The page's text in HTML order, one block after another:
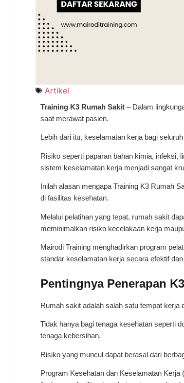
Artikel
Training K3 Rumah Sakit – Dalam
saat merawat pasien.
Lebih dari itu, keselamatan kerja bagi
Risiko seperti paparan bahan kimia, infeksi,
sistem keselamatan kerja menjadi sangat
Inilah alasan mengapa Training K3 Rumah
di fasilitas kesehatan.
Melalui pelatihan yang tepat, rumah sakit
meminimalkan risiko kecelakaan kerja
Mairodi Training menghadirkan program
standar keselamatan kerja secara efektif
Pentingnya Penerapan
Rumah sakit adalah salah satu tempat kerja
Tidak hanya bagi tenaga kesehatan seperti
tenaga kebersihan.
Risiko yang muncul dapat berasal dari
Program Kesehatan dan Keselamatan